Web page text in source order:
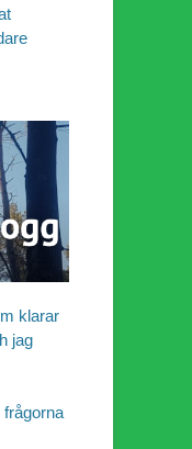
klarar
jag
frågorna